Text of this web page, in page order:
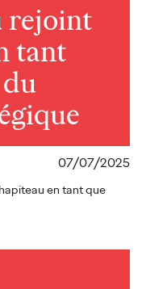
rejoint
tant
07/07/2025
en tant que